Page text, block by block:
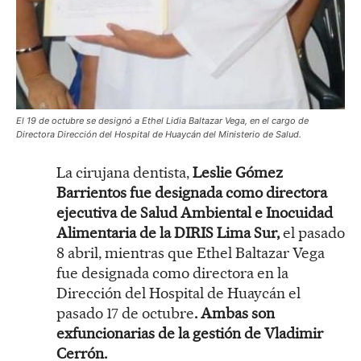
El 19 de octubre se designó a Ethel Lidia Baltazar Vega, en el cargo de
Directora Dirección del Hospital de Huaycán del Ministerio de Salud.
La cirujana dentista,Leslie Gómez
Barrientos fue designada como directora
ejecutiva de Salud Ambiental e Inocuidad
Alimentaria de la DIRIS Lima Sur,el pasado
8 abril, mientras que Ethel Baltazar Vega
fue designada como directora en la
Dirección del Hospital de Huaycán el
pasado 17 de octubre. Ambas son
exfuncionarias de la gestión de Vladimir
Cerrón.